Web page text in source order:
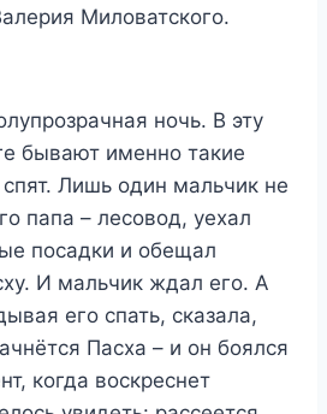
Миловатского.
ночь. В эту
бывают именно такие
Лишь один мальчик не
папа – лесовод, уехал
посадки и обещал
И мальчик ждал его. А
его спать, сказала,
Пасха – и он боялся
когда воскреснет